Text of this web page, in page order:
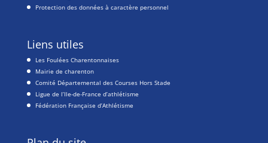
Protection des données à caractère personnel
Liens utiles
Les Foulées Charentonnaises
Mairie de charenton
Comité Départemental des Courses Hors Stade
Ligue de l’Ile-de-France d’athlétisme
Fédération Française d’Athlétisme